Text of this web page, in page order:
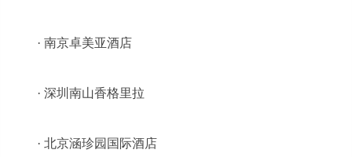
· 南京卓美亚酒店
· 深圳南山香格里拉
· 北京涵珍园国际酒店